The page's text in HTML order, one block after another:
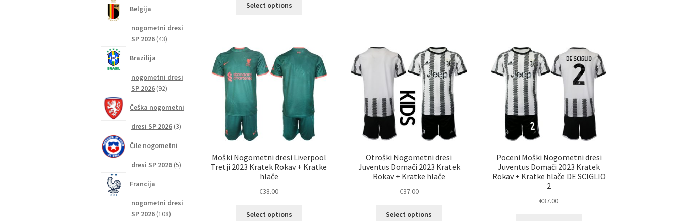
Select options
različic.
Možnosti
lahko
izberete
strani
izdelka
izberete
na
strani
izdelka
izberete
na
strani
izdelka
Moški Nogometni dresi Liverpool
Tretji 2023 Kratek Rokav + Kratke
hlače
€38.00
Select options
Otroški Nogometni dresi
Juventus Domači 2023 Kratek
Rokav + Kratke hlače
€37.00
Select options
Poceni Moški Nogometni dresi
Juventus Domači 2023 Kratek
Rokav + Kratke hlače DE SCIGLIO
2
€37.00
Belgija
nogometni dresi
SP 2026 4343
Brazilija
nogometni dresi
SP 2026 9292
Češka nogometni
dresi SP 2026 33
Čile nogometni
dresi SP 2026 55
Francija
nogometni dresi
SP 2026 108108